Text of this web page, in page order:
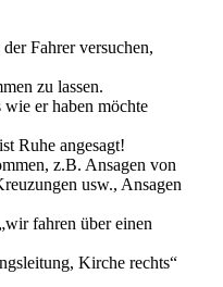
Fahrer versuchen,
zu lassen.
er haben möchte
Ruhe angesagt!
z.B. Ansagen von
usw., Ansagen
fahren über einen
Kirche rechts“